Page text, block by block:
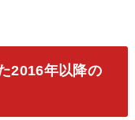
2016年以降の